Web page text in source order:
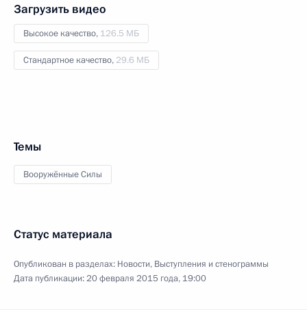
Загрузить видео
Высокое качество, 126.5 МБ
Стандартное качество, 29.6 МБ
Темы
Вооружённые Силы
Статус материала
Опубликован в разделах: Новости, Выступления и стенограммы
Дата публикации:20 февраля 2015 года, 19:00